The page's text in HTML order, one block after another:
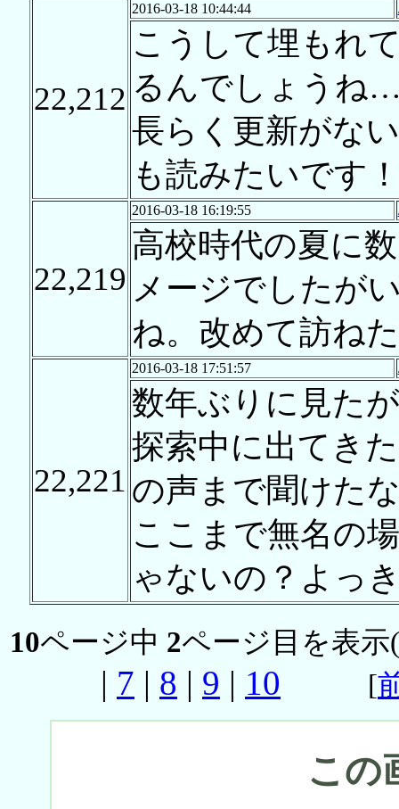
22,212
2016-03-18 10:44:44
こうして埋もれ
るんでしょうね
長らく更新がな
も読みたいです
22,219
2016-03-18 16:19:55
高校時代の夏に
メージでしたが
ね。改めて訪ね
22,221
2016-03-18 17:51:57
数年ぶりに見た
探索中に出てき
の声まで聞けた
ここまで無名の
ゃないの？よっ
10ページ中 2ページ目を表示
| 7 | 8 | 9 | 10 [
この